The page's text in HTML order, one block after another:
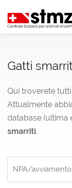
Gatti
Qui troverete tutti
Attualmente
database (ultima
smarriti.